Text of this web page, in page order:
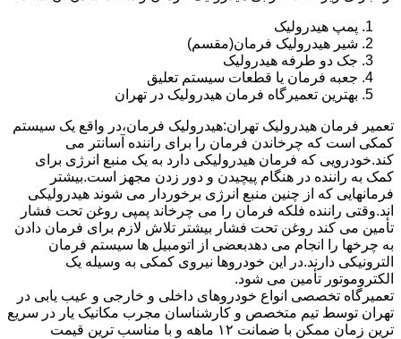
پمپ هیدرولیک
شیر هیدرولیک فرمان(مقسم)
جک دو طرفه هیدرولیک
جعبه فرمان یا قطعات سیستم تعلیق
بهترین تعمیرگاه فرمان هیدرولیک در تهران
تعمیر فرمان هیدرولیک تهران:هیدرولیک فرمان،در واقع یک سیستم
کمکی است که چرخاندن فرمان را برای راننده آسانتر می
کند.خودرویی که فرمان هیدرولیکی دارد به یک منبع انرژی برای
کمک به راننده در هنگام پیچیدن و دور زدن مجهز است.بیشتر
فرمانهایی که از چنین منبع انرژی برخوردار می شوند هیدرولیکی
اند.وقتی راننده فلکه فرمان را می چرخاند پمپی روغن تحت فشار
تأمین می کند روغن تحت فشار بیشتر تلاش لازم برای فرمان دادن
به چرخها را انجام می دهدبعضی از اتومبیل ها سیستم فرمان
الترونیکی دارند.در این خودروها نیروی کمکی به وسیله یک
الکتروموتور تأمین می شود.
تعمیرگاه تخصصی انواع خودروهای داخلی و خارجی و عیب یابی در
تهران توسط تیم متخصص و کارشناسان مجرب مکانیک یار در سریع
ترین زمان ممکن با ضمانت ۱۲ ماهه و با مناسب ترین قیمت